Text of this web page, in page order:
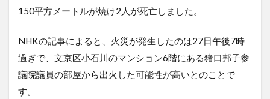
150平方メートルが焼け2人が死亡しました。
NHKの記事によると、火災が発生したのは27日午後7時
過ぎで、文京区小石川のマンション6階にある猪口邦子参
議院議員の部屋から出火した可能性が高いとのことで
す。